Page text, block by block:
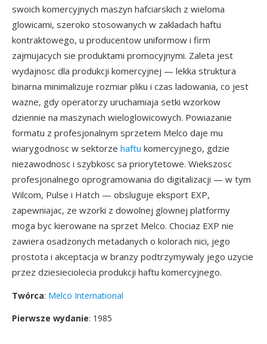
swoich komercyjnych maszyn hafciarskich z wieloma
glowicami, szeroko stosowanych w zakladach haftu
kontraktowego, u producentow uniformow i firm
zajmujacych sie produktami promocyjnymi. Zaleta jest
wydajnosc dla produkcji komercyjnej — lekka struktura
binarna minimalizuje rozmiar pliku i czas ladowania, co jest
wazne, gdy operatorzy uruchamiaja setki wzorkow
dziennie na maszynach wieloglowicowych. Powiazanie
formatu z profesjonalnym sprzetem Melco daje mu
wiarygodnosc w sektorze haftu komercyjnego, gdzie
niezawodnosc i szybkosc sa priorytetowe. Wiekszosc
profesjonalnego oprogramowania do digitalizacji — w tym
Wilcom, Pulse i Hatch — obsluguje eksport EXP,
zapewniajac, ze wzorki z dowolnej glownej platformy
moga byc kierowane na sprzet Melco. Chociaz EXP nie
zawiera osadzonych metadanych o kolorach nici, jego
prostota i akceptacja w branzy podtrzymywaly jego uzycie
przez dziesieciolecia produkcji haftu komercyjnego.
Twórca: Melco International
Pierwsze wydanie: 1985